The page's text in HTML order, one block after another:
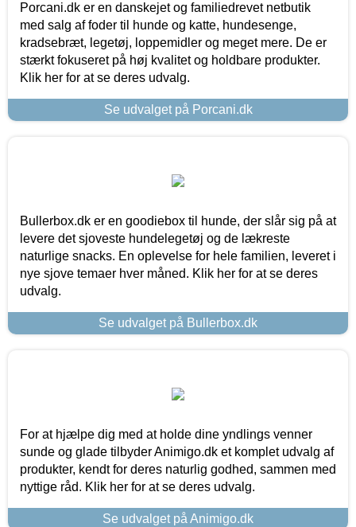
Porcani.dk er en danskejet og familiedrevet netbutik
med salg af foder til hunde og katte, hundesenge,
kradsebræt, legetøj, loppemidler og meget mere. De er
stærkt fokuseret på høj kvalitet og holdbare produkter.
Klik her for at se deres udvalg.
Se udvalget på Porcani.dk
Bullerbox.dk er en goodiebox til hunde, der slår sig på at
levere det sjoveste hundelegetøj og de lækreste
naturlige snacks. En oplevelse for hele familien, leveret i
nye sjove temaer hver måned. Klik her for at se deres
udvalg.
Se udvalget på Bullerbox.dk
For at hjælpe dig med at holde dine yndlings venner
sunde og glade tilbyder Animigo.dk et komplet udvalg af
produkter, kendt for deres naturlig godhed, sammen med
nyttige råd. Klik her for at se deres udvalg.
Se udvalget på Animigo.dk